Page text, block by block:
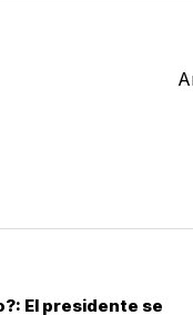
El presidente se